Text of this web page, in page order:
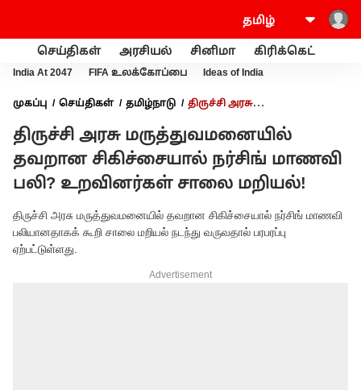
செய்திகள் அரசியல் சினிமா கிரிக்கெட்
India At 2047 FIFA உலக்கோப்பை Ideas of India
முகப்பு செய்திகள் தமிழ்நாடு
திருச்சி அரசு
உறவினர்கள் சாலை மறியல்!
திருச்சி அரசு மருத்துவமனையில்
தவறான சிகிச்சையால் நர்சிங் மாணவி
பலி? உறவினர்கள் சாலை மறியல்!
திருச்சி அரசு மருத்துவமனையில் தவறான சிகிச்சையால் நர்சிங் மாணவி
பலியானதாகக் கூறி சாலை மறியல் நடந்து வருவதால் பரபரப்பு
ஏற்பட்டுள்ளது.
Advertisement